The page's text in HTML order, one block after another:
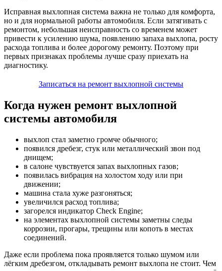
Исправная выхлопная система важна не только для комфорта,
но и для нормальной работы автомобиля. Если затягивать с
ремонтом, небольшая неисправность со временем может
привести к усилению шума, появлению запаха выхлопа, росту
расхода топлива и более дорогому ремонту. Поэтому при
первых признаках проблемы лучше сразу приехать на
диагностику.
Записаться на ремонт выхлопной системы
Когда нужен ремонт выхлопной
системы автомобиля
выхлоп стал заметно громче обычного;
появился дребезг, стук или металлический звон под
днищем;
в салоне чувствуется запах выхлопных газов;
появилась вибрация на холостом ходу или при
движении;
машина стала хуже разгоняться;
увеличился расход топлива;
загорелся индикатор Check Engine;
на элементах выхлопной системы заметны следы
коррозии, прогары, трещины или копоть в местах
соединений.
Даже если проблема пока проявляется только шумом или
лёгким дребезгом, откладывать ремонт выхлопа не стоит. Чем